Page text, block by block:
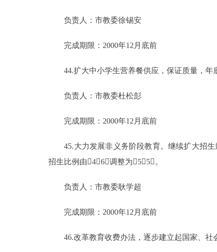
负责人：市教委徐锡安
完成期限：2000年12月底前
44.扩大中小学生营养餐供应，保证质量，年
负责人：市教委杜松彭
完成期限：2000年12月底前
45.大力发展非义务阶段教育。继续扩大招生
招生比例由4∶6调整为5∶5。
负责人：市教委耿学超
完成期限：2000年12月底前
46.改革教育收费办法，逐步建立起国家、社